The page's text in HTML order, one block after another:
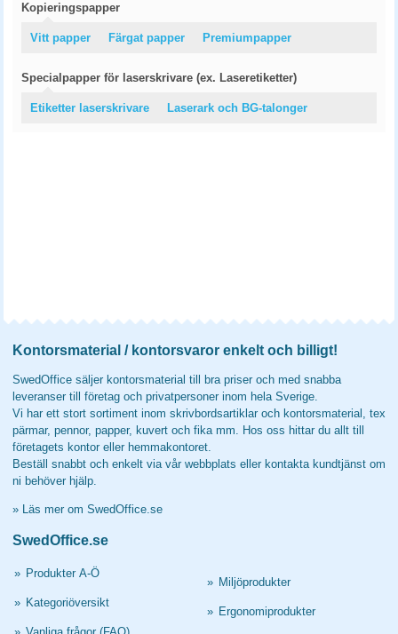
Kopieringspapper
Vitt papper Färgat papper Premiumpapper
Specialpapper för laserskrivare (ex. Laseretiketter)
Etiketter laserskrivare Laserark och BG-talonger
Kontorsmaterial / kontorsvaror enkelt och billigt!
SwedOffice säljer kontorsmaterial till bra priser och med snabba
leveranser till företag och privatpersoner inom hela Sverige.
Vi har ett stort sortiment inom skrivbordsartiklar och kontorsmaterial, tex
pärmar, pennor, papper, kuvert och fika mm. Hos oss hittar du allt till
företagets kontor eller hemmakontoret.
Beställ snabbt och enkelt via vår webbplats eller kontakta kundtjänst om
ni behöver hjälp.
» Läs mer om SwedOffice.se
SwedOffice.se
» Produkter A-Ö
» Kategoriöversikt
» Miljöprodukter
» Ergonomiprodukter